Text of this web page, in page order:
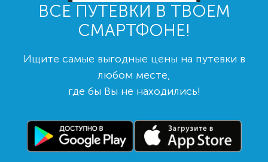
ВСЕ ПУТЕВКИ В ТВОЕМ
СМАРТФОНЕ!
Ищите самые выгодные цены на путевки в
любом месте,
где бы Вы не находились!